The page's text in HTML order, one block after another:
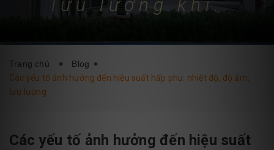
BLOG LIÊN HỆ
lưu lượng khí.
Trang chủ
Blog
Các yếu tố ảnh hưởng đến hiệu suất hấp phụ: nhiệt độ, độ ẩm,
lưu lượng
Các yếu tố ảnh hưởng đến hiệu suất